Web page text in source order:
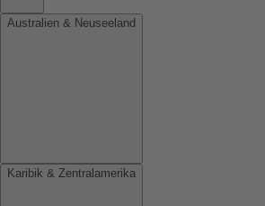
Australien & Neuseeland
Karibik & Zentralamerika